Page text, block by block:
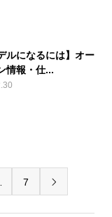
ルになるには】オー
情報・仕...
7 